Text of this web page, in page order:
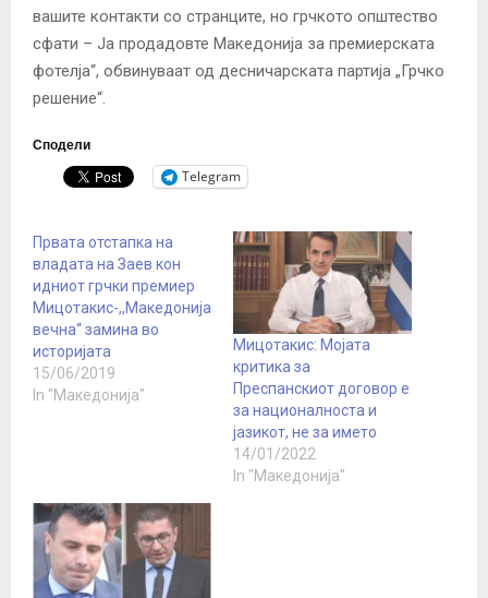
вашите контакти со странците, но грчкото општество
сфати – Ја продадовте Македонија за премиерската
фотелја“, обвинуваат од десничарската партија „Грчко
решение“.
Сподели
Telegram
Првата отстапка на
владата на Заев кон
идниот грчки премиер
Мицотакис-,,Македонија
вечна‘‘ замина во
историјата
15/06/2019
In "Македонија"
Мицотакис: Мојата
критика за
Преспанскиот договор е
за националноста и
јазикот, не за името
14/01/2022
In "Македонија"